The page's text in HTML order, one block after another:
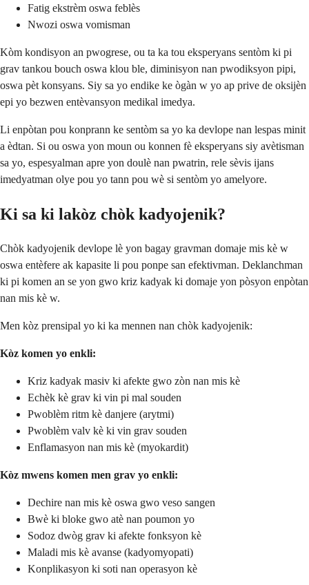
Fatig ekstrèm oswa feblès
Nwozi oswa vomisman
Kòm kondisyon an pwogrese, ou ta ka tou eksperyans sentòm ki pi
grav tankou bouch oswa klou ble, diminisyon nan pwodiksyon pipi,
oswa pèt konsyans. Siy sa yo endike ke ògàn w yo ap prive de oksijèn
epi yo bezwen entèvansyon medikal imedya.
Li enpòtan pou konprann ke sentòm sa yo ka devlope nan lespas minit
a èdtan. Si ou oswa yon moun ou konnen fè eksperyans siy avètisman
sa yo, espesyalman apre yon doulè nan pwatrin, rele sèvis ijans
imedyatman olye pou yo tann pou wè si sentòm yo amelyore.
Ki sa ki lakòz chòk kadyojenik?
Chòk kadyojenik devlope lè yon bagay gravman domaje mis kè w
oswa entèfere ak kapasite li pou ponpe san efektivman. Deklanchman
ki pi komen an se yon gwo kriz kadyak ki domaje yon pòsyon enpòtan
nan mis kè w.
Men kòz prensipal yo ki ka mennen nan chòk kadyojenik:
Kòz komen yo enkli:
Kriz kadyak masiv ki afekte gwo zòn nan mis kè
Echèk kè grav ki vin pi mal souden
Pwoblèm ritm kè danjere (arytmi)
Pwoblèm valv kè ki vin grav souden
Enflamasyon nan mis kè (myokardit)
Kòz mwens komen men grav yo enkli:
Dechire nan mis kè oswa gwo veso sangen
Bwè ki bloke gwo atè nan poumon yo
Sodoz dwòg grav ki afekte fonksyon kè
Maladi mis kè avanse (kadyomyopati)
Konplikasyon ki soti nan operasyon kè